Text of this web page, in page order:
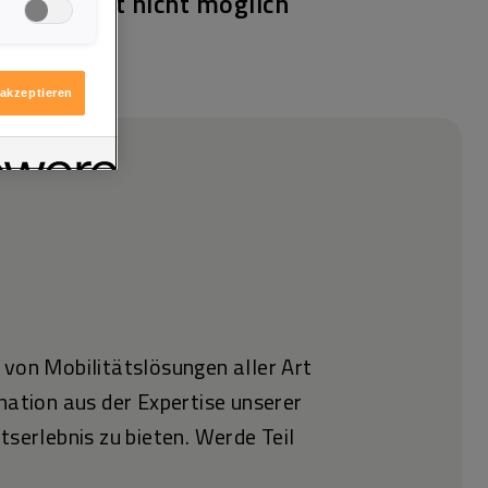
von Mobilitätslösungen aller Art
aus der Expertise unserer
zu bieten. Werde Teil